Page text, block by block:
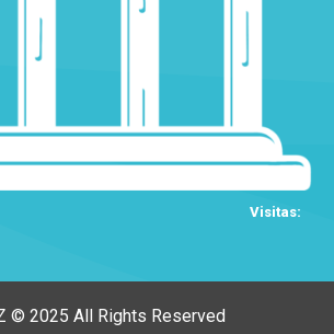
Visitas:
© 2025 All Rights Reserved